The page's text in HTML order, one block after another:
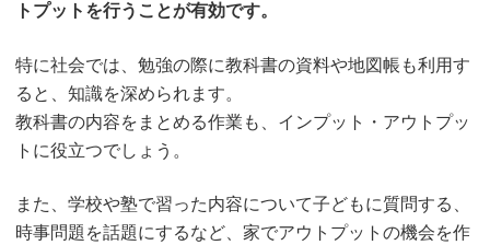
トプットを行うことが有効です。
特に社会では、勉強の際に教科書の資料や地図帳も利用す
ると、知識を深められます。
教科書の内容をまとめる作業も、インプット・アウトプッ
トに役立つでしょう。
また、学校や塾で習った内容について子どもに質問する、
時事問題を話題にするなど、家でアウトプットの機会を作